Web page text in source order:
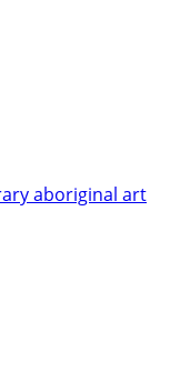
aboriginal art